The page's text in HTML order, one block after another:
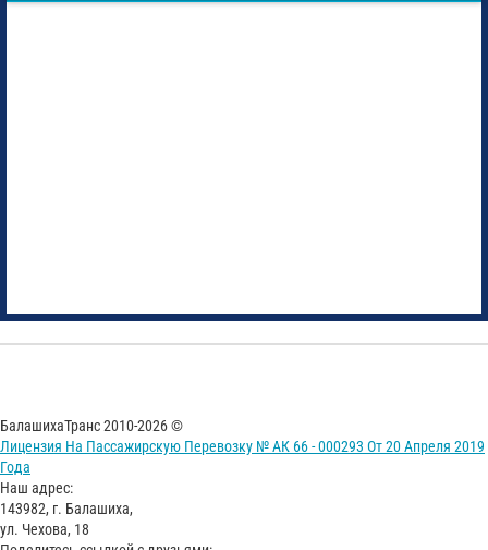
БалашихаТранс 2010-2026 ©
Лицензия На Пассажирскую Перевозку № АК 66 - 000293 От 20 Апреля 2019
Года
Наш адрес:
143982, г. Балашиха,
ул. Чехова, 18